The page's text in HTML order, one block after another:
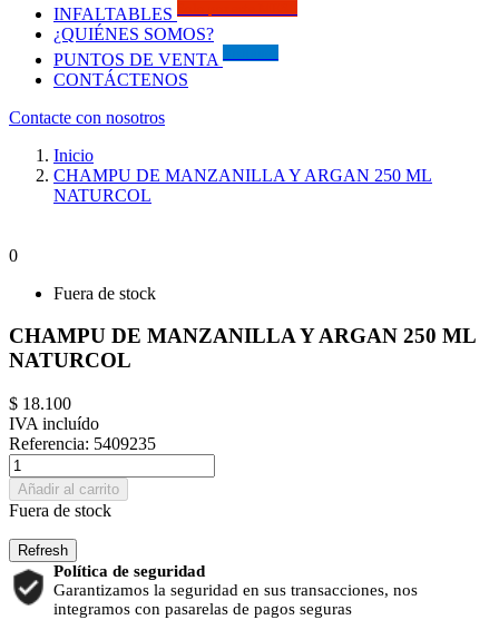
INFALTABLES
¿QUIÉNES SOMOS?
PUNTOS DE VENTA
CONTÁCTENOS
Contacte con nosotros
Inicio
CHAMPU DE MANZANILLA Y ARGAN 250 ML
NATURCOL
0
Fuera de stock
CHAMPU DE MANZANILLA Y ARGAN 250 ML
NATURCOL
$ 18.100
IVA incluído
Referencia: 5409235
Añadir al carrito
Fuera de stock
Política de seguridad
Garantizamos la seguridad en sus transacciones, nos
integramos con pasarelas de pagos seguras